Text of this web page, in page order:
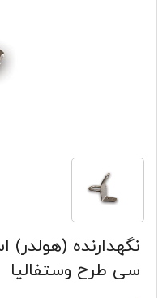
سی طرح وستفالیا